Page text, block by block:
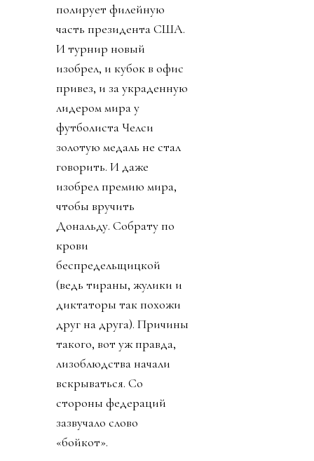
полирует филейную
часть президента США.
И турнир новый
изобрел, и кубок в офис
привез, и за украденную
лидером мира у
футболиста Челси
золотую медаль не стал
говорить. И даже
изобрел премию мира,
чтобы вручить
Дональду. Собрату по
крови
беспредельщицкой
(ведь тираны, жулики и
диктаторы так похожи
друг на друга). Причины
такого, вот уж правда,
лизоблюдства начали
вскрываться. Со
стороны федераций
зазвучало слово
«бойкот».